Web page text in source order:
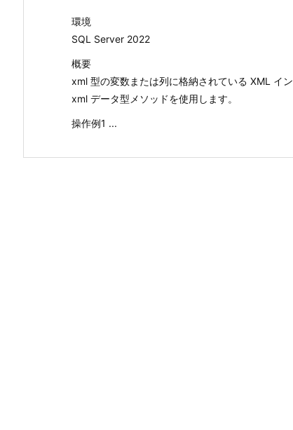
環境
SQL Server 2022
概要
xml 型の変数または列に格納されている XML イ
xml データ型メソッドを使用します。
操作例1 ...